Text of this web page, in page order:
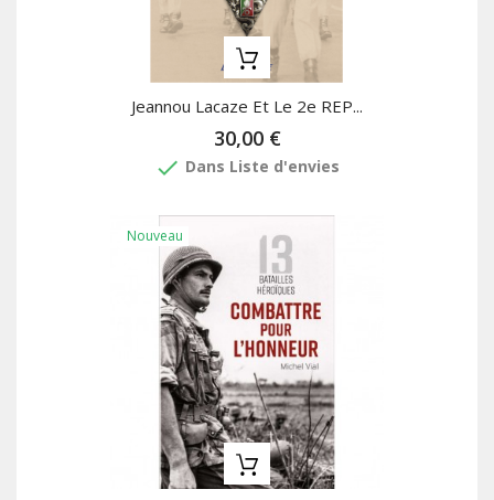
Jeannou Lacaze Et Le 2e REP...
30,00 €
done Dans Liste d'envies
Nouveau